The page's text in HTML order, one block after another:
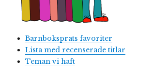
Barnboksprats favoriter
Lista med recenserade titlar
Teman vi haft